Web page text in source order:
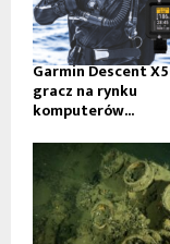
Garmin Descent
gracz na rynku
komputerów...